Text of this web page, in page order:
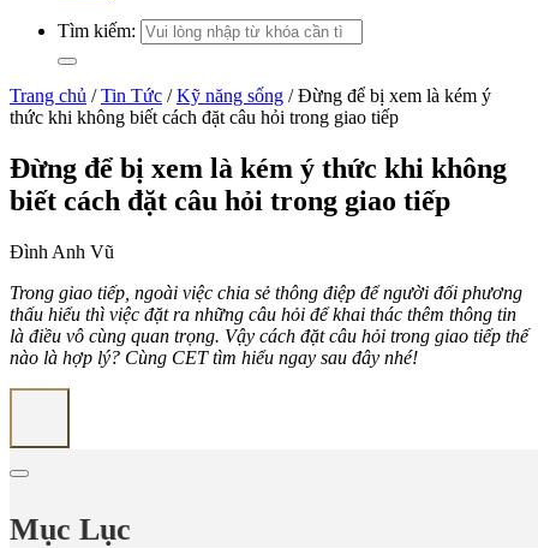
Tìm kiếm:
Trang chủ / Tin Tức / Kỹ năng sống / Đừng để bị xem là kém ý
thức khi không biết cách đặt câu hỏi trong giao tiếp
Đừng để bị xem là kém ý thức khi không
biết cách đặt câu hỏi trong giao tiếp
Đình Anh Vũ
Trong giao tiếp, ngoài việc chia sẻ thông điệp để người đối phương
thấu hiểu thì việc đặt ra những câu hỏi để khai thác thêm thông tin
là điều vô cùng quan trọng. Vậy cách đặt câu hỏi trong giao tiếp thế
nào là hợp lý? Cùng CET tìm hiểu ngay sau đây nhé!
Mục Lục